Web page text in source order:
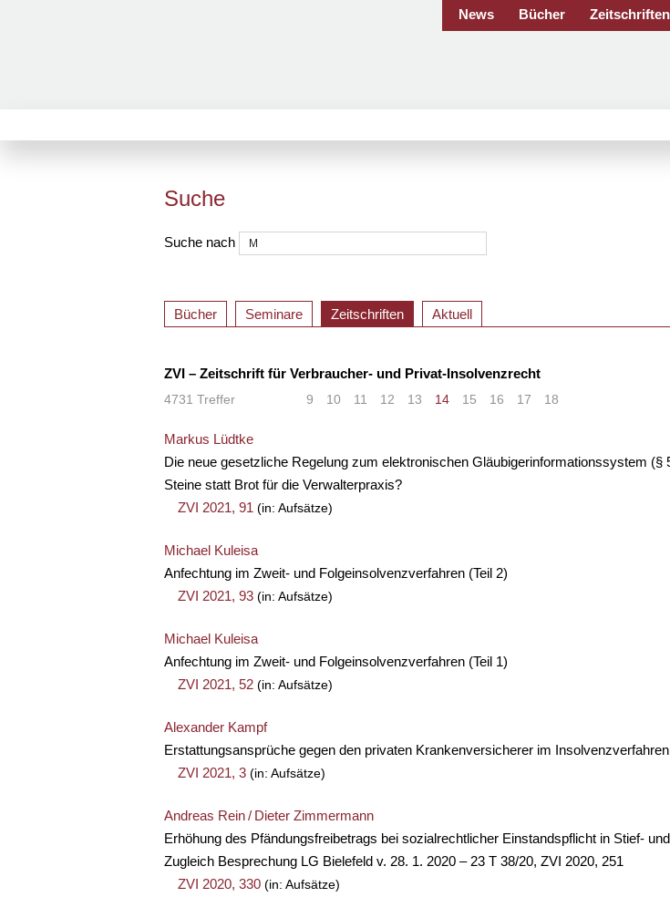
News Bücher Zeitschriften
Suche
Suche nach
Bücher Seminare Zeitschriften Aktuell
ZVI – Zeitschrift für Verbraucher- und Privat-Insolvenzrecht
4731 Treffer 9 10 11 12 13 14 15 16 17 18
Markus Lüdtke
Die neue gesetzliche Regelung zum elektronischen Gläubigerinformationssystem (§
Steine statt Brot für die Verwalterpraxis?
ZVI 2021, 91 (in: Aufsätze)
Michael Kuleisa
Anfechtung im Zweit- und Folgeinsolvenzverfahren (Teil 2)
ZVI 2021, 93 (in: Aufsätze)
Michael Kuleisa
Anfechtung im Zweit- und Folgeinsolvenzverfahren (Teil 1)
ZVI 2021, 52 (in: Aufsätze)
Alexander Kampf
Erstattungsansprüche gegen den privaten Krankenversicherer im Insolvenzverfahren
ZVI 2021, 3 (in: Aufsätze)
Andreas Rein/ Dieter Zimmermann
Erhöhung des Pfändungsfreibetrags bei sozialrechtlicher Einstandspflicht in Stief-
Zugleich Besprechung LG Bielefeld v. 28. 1. 2020 – 23 T 38/20, ZVI 2020, 251
ZVI 2020, 330 (in: Aufsätze)